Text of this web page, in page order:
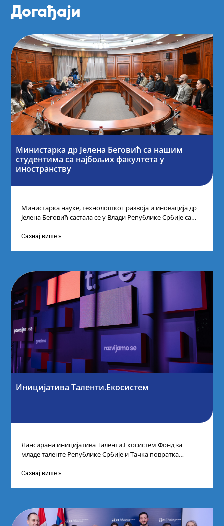
Догађаји
Министарка др Јелена Беговић са нашим
студентима са најбољих факултета у
иностранству
Министарка науке, технолошког развоја и иновација др
Јелена Беговић састала се у Влади Републике Србије са
Сазнај више »
Иницијатива Таленти.Екосистем
Лансирана иницијатива Таленти.Екосистем Фонд за
младе таленте Републике Србије и Тачка повратка
догађају су се
Сазнај више »